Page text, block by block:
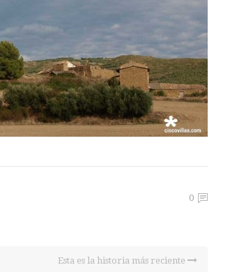
0
Esta es la historia más reciente